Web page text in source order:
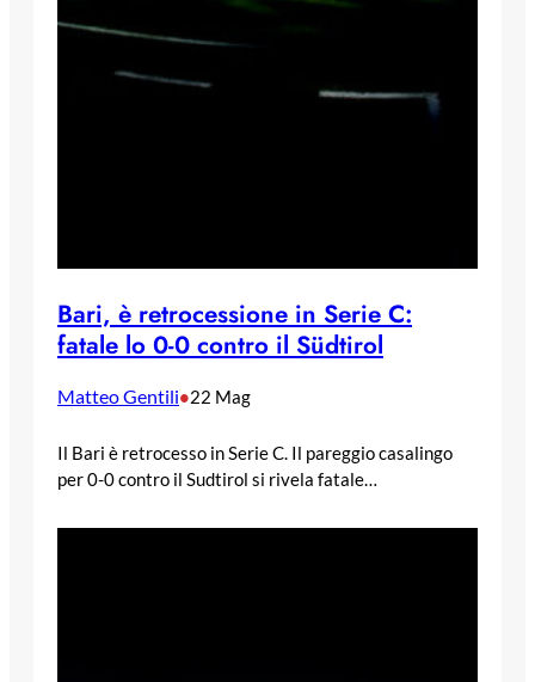
Bari, è retrocessione in Serie C:
fatale lo 0-0 contro il Südtirol
Matteo Gentili•22 Mag
Il Bari è retrocesso in Serie C. Il pareggio casalingo
per 0-0 contro il Sudtirol si rivela fatale…